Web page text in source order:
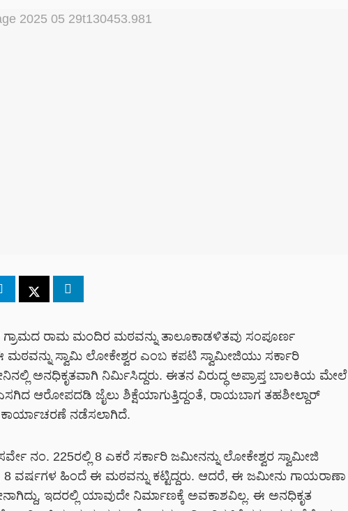
ರಾಮ ಮಂದಿರ ಮಠವನ್ನು ತಾಲೂಕಾಡಳಿತವು ಸಂಪೂರ್ಣ
ಸ್ವಾಮಿ ಲೋಕೇಶ್ವರ ಎಂಬ ಕಪಟಿ ಸ್ವಾಮೀಜಿಯು ಸರ್ಕಾರಿ
ಅನಧಿಕೃತವಾಗಿ ನಿರ್ಮಿಸಿದ್ದರು. ಈತನ ವಿರುದ್ಧ ಅಪ್ರಾಪ್ತ ಬಾಲಕಿಯ ಮೇಲೆ
ಆರೋಪದಡಿ ಜೈಲು ಶಿಕ್ಷೆಯಾಗುತ್ತಿದ್ದಂತೆ, ರಾಯಬಾಗ ತಹಶೀಲ್ದಾರ್
ಕಾರ್ಯಾಚರಣೆ ನಡೆಸಲಾಗಿದೆ.
ನಂ. 225ರಲ್ಲಿ 8 ಎಕರೆ ಸರ್ಕಾರಿ ಜಮೀನನ್ನು ಲೋಕೇಶ್ವರ ಸ್ವಾಮೀಜಿ
ವರ್ಷಗಳ ಹಿಂದೆ ಈ ಮಠವನ್ನು ಕಟ್ಟಿದ್ದರು. ಆದರೆ, ಈ ಜಮೀನು ಗಾಯರಾಣಾ
ಇದರಲ್ಲಿ ಯಾವುದೇ ನಿರ್ಮಾಣಕ್ಕೆ ಅವಕಾಶವಿಲ್ಲ. ಈ ಅನಧಿಕೃತ